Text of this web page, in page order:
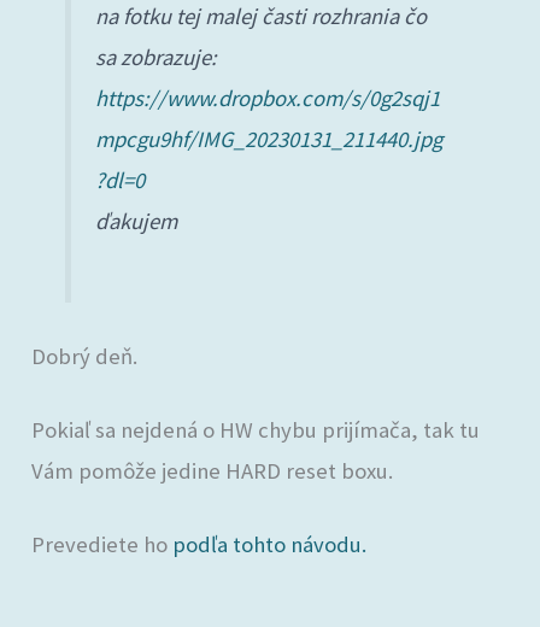
na fotku tej malej časti rozhrania čo
sa zobrazuje:
https://www.dropbox.com/s/0g2sqj1
mpcgu9hf/IMG_20230131_211440.jpg
?dl=0
ďakujem
Dobrý deň.
Pokiaľ sa nejdená o HW chybu prijímača, tak tu
Vám pomôže jedine HARD reset boxu.
Prevediete ho podľa tohto návodu.